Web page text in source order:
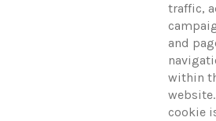
traffic,
and
within
cookie